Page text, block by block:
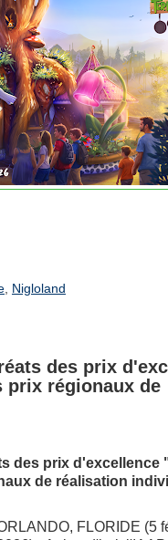
, Nigloland
des prix
prix régionaux de
des prix d'excellence
de réalisation
FLORIDE (5